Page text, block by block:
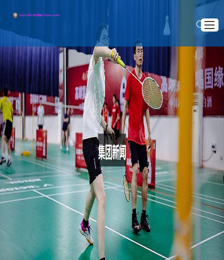
网站首页
知道kaiyun
产品展示
集团新闻
公司服务
沟通开云
>集团新闻 >佩里西奇重伤恢复后离开热刺加盟哈伊杜克开启新征程
佩里西奇重伤恢复后离开热刺加盟哈伊杜克开启新
征程
2026 .05 .25
佩里西奇，这位曾经在热刺闪耀的边锋，以其出色的技术和
灵活的进攻能力征服了无数球迷。然而，命运的捉弄让他遭遇了
重伤，尽管他付出了巨大的努力恢复，但最终他做出了一个重大
的决定——离开热刺，加盟哈伊杜克足球俱乐部，开启了新的人
生篇章。本文将从佩里西奇的重伤恢复过程、离开热刺的原因、
加盟哈伊杜克的背景，以及他未来在哈伊杜克的前景四个方面，
对佩里西奇的转会进行详细阐述。通过这一转会事件，我们不仅